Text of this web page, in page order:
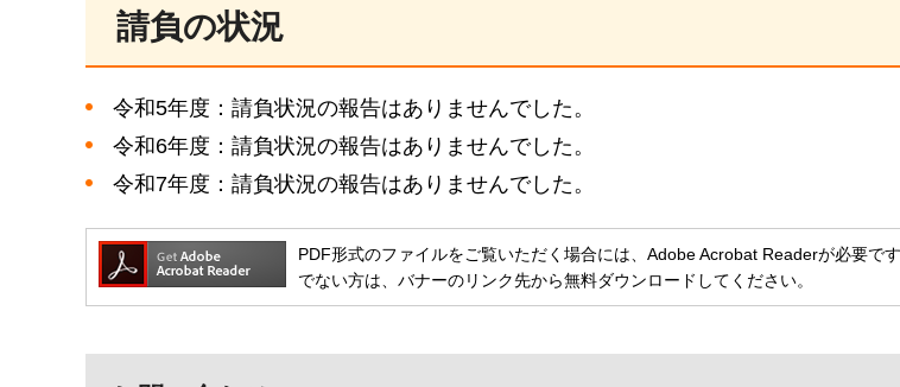
請負の状況
令和5年度：請負状況の報告はありませんでした。
令和6年度：請負状況の報告はありませんでした。
令和7年度：請負状況の報告はありませんでした。
PDF形式のファイルをご覧いただく場合には、Adobe Acrobat Readerが必要で
でない方は、バナーのリンク先から無料ダウンロードしてください。